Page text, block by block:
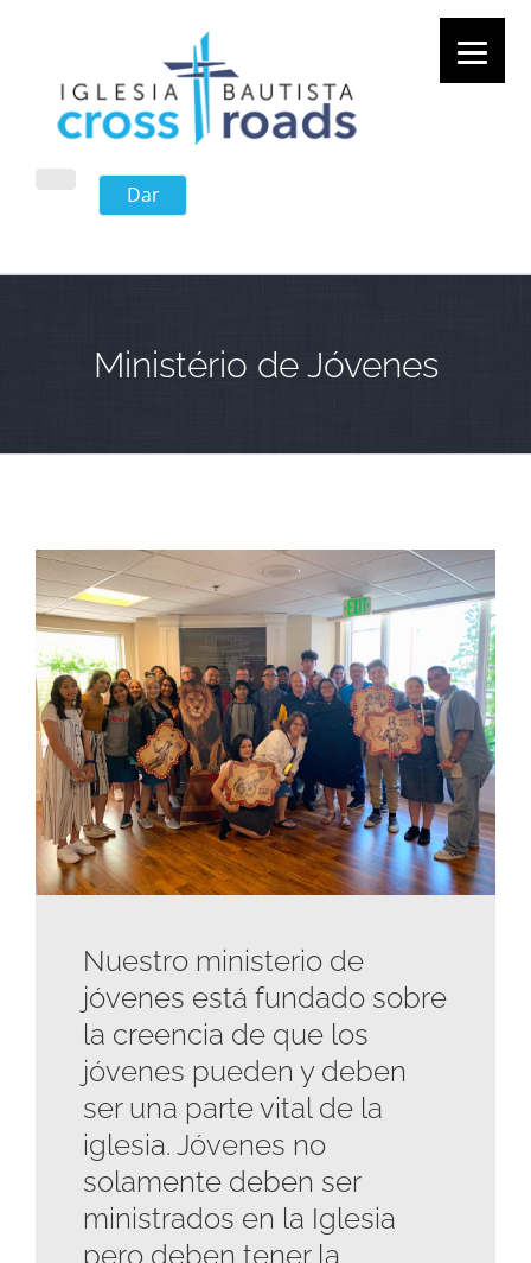
FacebookDar
Ministério de Jóvenes
Nuestro ministerio de
jóvenes está fundado sobre
la creencia de que los
jóvenes pueden y deben
ser una parte vital de la
iglesia. Jóvenes no
solamente deben ser
ministrados en la Iglesia
pero deben tener la